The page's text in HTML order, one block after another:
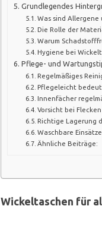
Grundlegendes
Was sind Allergene
Die Rolle der
Warum
Hygiene bei
Pflege- und
Regelmäßiges
Pflegeleicht
Innenfächer
Vorsicht bei
Richtige Lagerung
Waschbare
Ähnliche Beiträge:
Wickeltaschen für